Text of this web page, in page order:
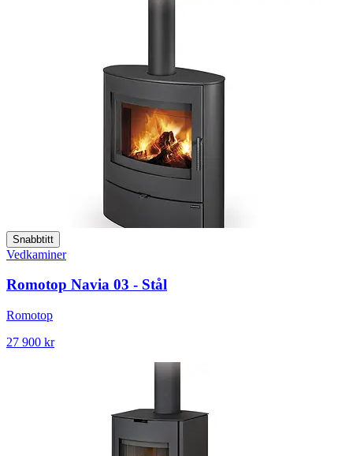
Snabbtitt
Vedkaminer
Romotop Navia 03 - Stål
Romotop
27 900 kr